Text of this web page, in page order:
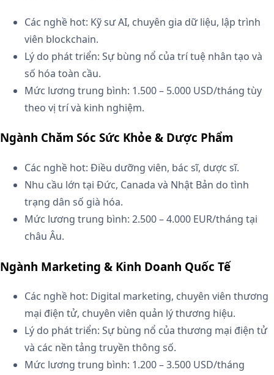
Các nghề hot: Kỹ sư AI, chuyên gia dữ liệu, lập trình
viên blockchain.
Lý do phát triển: Sự bùng nổ của trí tuệ nhân tạo và
số hóa toàn cầu.
Mức lương trung bình: 1.500 – 5.000 USD/tháng tùy
theo vị trí và kinh nghiệm.
Ngành Chăm Sóc Sức Khỏe & Dược Phẩm
Các nghề hot: Điều dưỡng viên, bác sĩ, dược sĩ.
Nhu cầu lớn tại Đức, Canada và Nhật Bản do tình
trạng dân số già hóa.
Mức lương trung bình: 2.500 – 4.000 EUR/tháng tại
châu Âu.
Ngành Marketing & Kinh Doanh Quốc Tế
Các nghề hot: Digital marketing, chuyên viên thương
mại điện tử, chuyên viên quản lý thương hiệu.
Lý do phát triển: Sự bùng nổ của thương mại điện tử
và các nền tảng truyền thông số.
Mức lương trung bình: 1.200 – 3.500 USD/tháng